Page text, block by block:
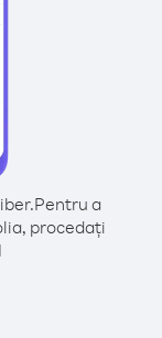
Pentru a
procedați